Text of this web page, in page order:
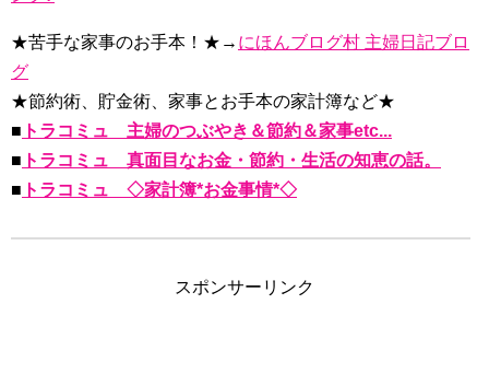
★苦手な家事のお手本！★→ にほんブログ村 主婦日記ブロ
グ
★節約術、貯金術、家事とお手本の家計簿など★
■ トラコミュ 主婦のつぶやき＆節約＆家事etc...
■ トラコミュ 真面目なお金・節約・生活の知恵の話。
■ トラコミュ ◇家計簿*お金事情*◇
スポンサーリンク